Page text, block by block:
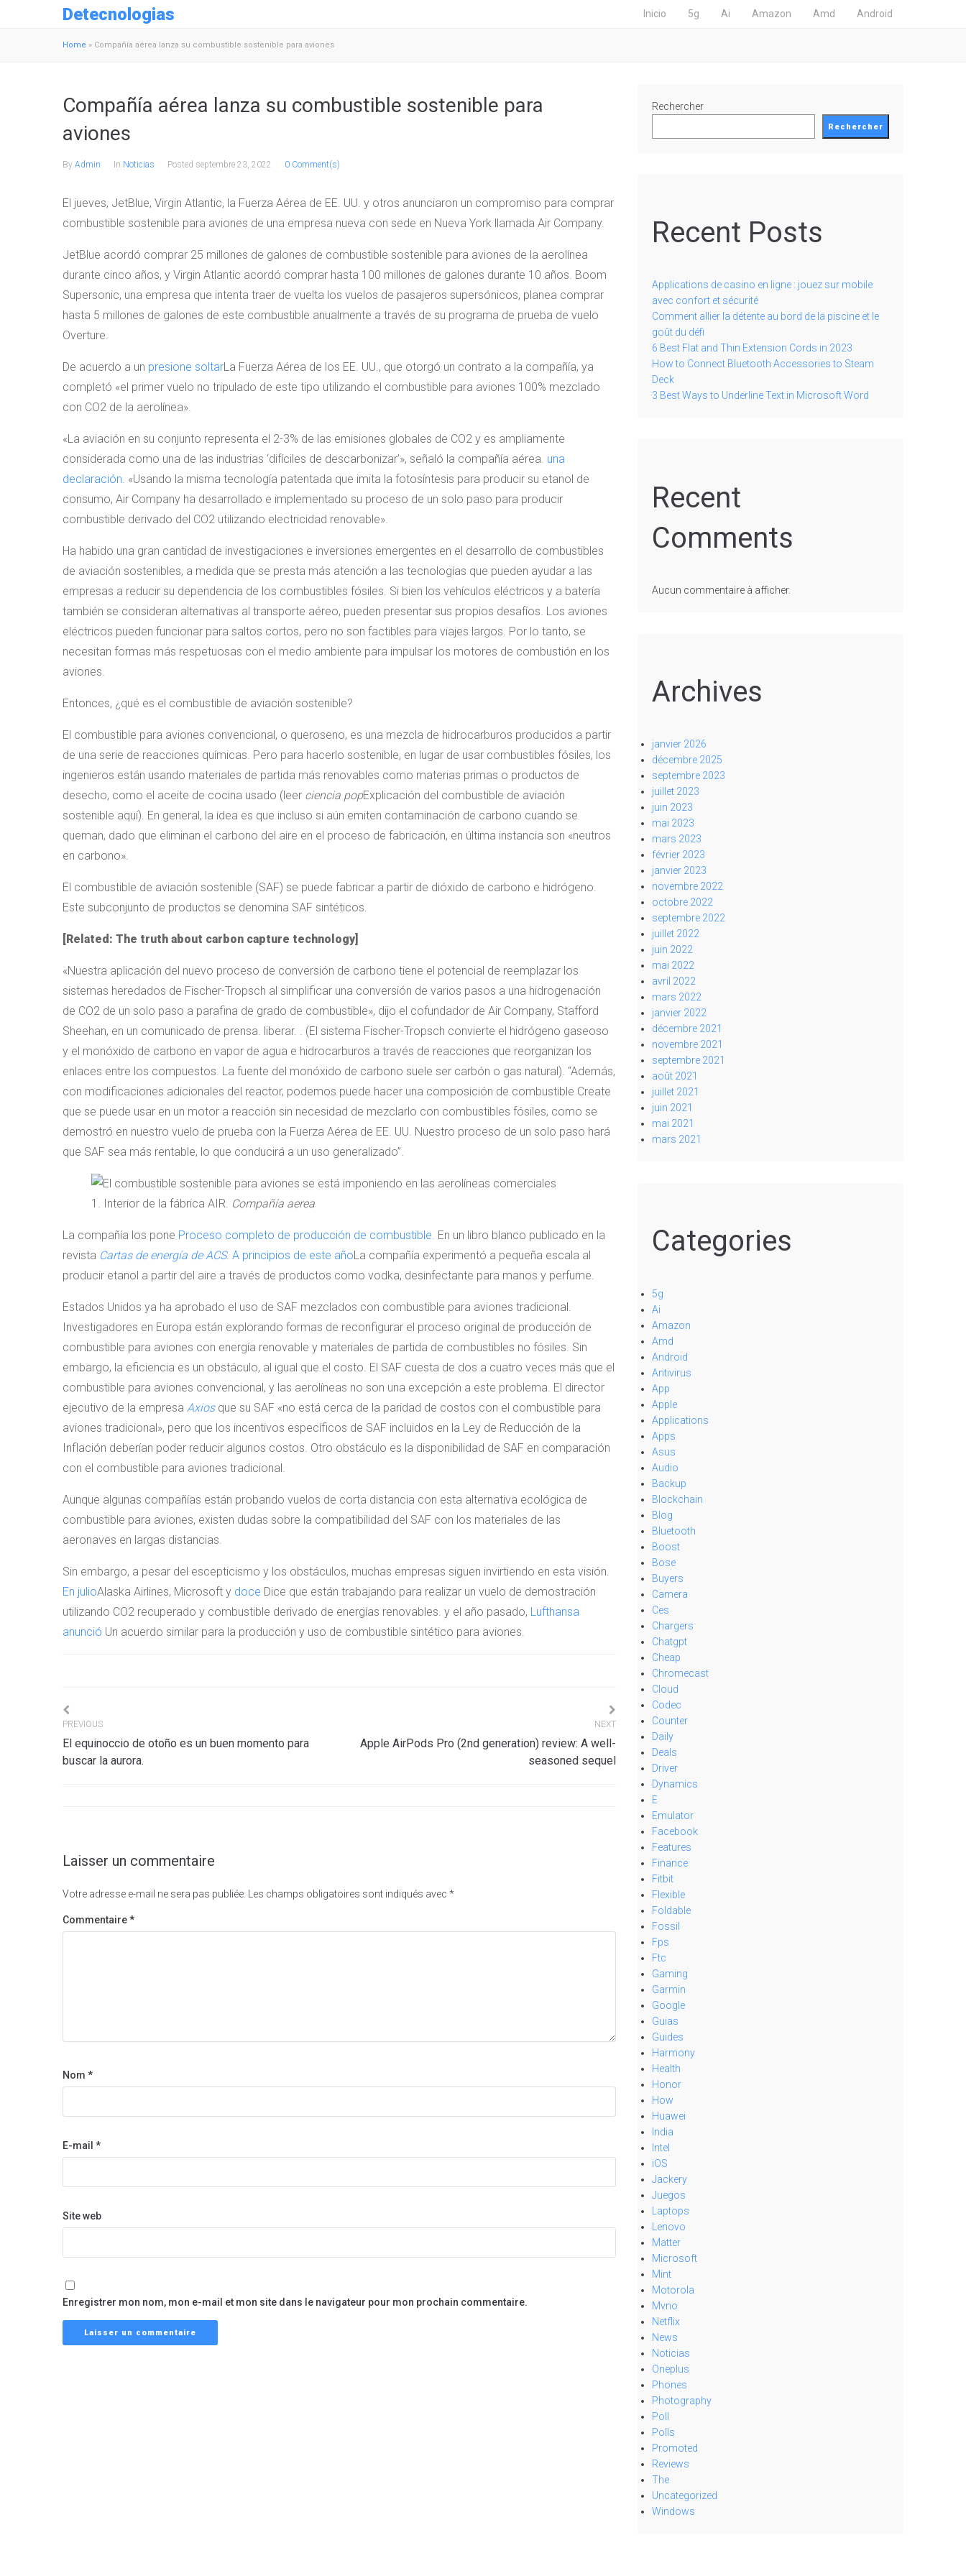
Detecnologias Inicio 5g Ai Amazon Amd Android
Home » Compañía aérea lanza su combustible sostenible para aviones
Compañía aérea lanza su combustible sostenible para
aviones
By Admin In Noticias Posted septembre 23, 2022 0 Comment(s)
El jueves, JetBlue, Virgin Atlantic, la Fuerza Aérea de EE. UU. y otros anunciaron un compromiso para comprar
combustible sostenible para aviones de una empresa nueva con sede en Nueva York llamada Air Company.
JetBlue acordó comprar 25 millones de galones de combustible sostenible para aviones de la aerolínea
durante cinco años, y Virgin Atlantic acordó comprar hasta 100 millones de galones durante 10 años. Boom
Supersonic, una empresa que intenta traer de vuelta los vuelos de pasajeros supersónicos, planea comprar
hasta 5 millones de galones de este combustible anualmente a través de su programa de prueba de vuelo
Overture.
De acuerdo a un presione soltarLa Fuerza Aérea de los EE. UU., que otorgó un contrato a la compañía, ya
completó «el primer vuelo no tripulado de este tipo utilizando el combustible para aviones 100% mezclado
con CO2 de la aerolínea».
«La aviación en su conjunto representa el 2-3% de las emisiones globales de CO2 y es ampliamente
considerada como una de las industrias ‘difíciles de descarbonizar’», señaló la compañía aérea. una
declaración. «Usando la misma tecnología patentada que imita la fotosíntesis para producir su etanol de
consumo, Air Company ha desarrollado e implementado su proceso de un solo paso para producir
combustible derivado del CO2 utilizando electricidad renovable».
Ha habido una gran cantidad de investigaciones e inversiones emergentes en el desarrollo de combustibles
de aviación sostenibles, a medida que se presta más atención a las tecnologías que pueden ayudar a las
empresas a reducir su dependencia de los combustibles fósiles. Si bien los vehículos eléctricos y a batería
también se consideran alternativas al transporte aéreo, pueden presentar sus propios desafíos. Los aviones
eléctricos pueden funcionar para saltos cortos, pero no son factibles para viajes largos. Por lo tanto, se
necesitan formas más respetuosas con el medio ambiente para impulsar los motores de combustión en los
aviones.
Entonces, ¿qué es el combustible de aviación sostenible?
El combustible para aviones convencional, o queroseno, es una mezcla de hidrocarburos producidos a partir
de una serie de reacciones químicas. Pero para hacerlo sostenible, en lugar de usar combustibles fósiles, los
ingenieros están usando materiales de partida más renovables como materias primas o productos de
desecho, como el aceite de cocina usado (leer ciencia popExplicación del combustible de aviación
sostenible aquí). En general, la idea es que incluso si aún emiten contaminación de carbono cuando se
queman, dado que eliminan el carbono del aire en el proceso de fabricación, en última instancia son «neutros
en carbono».
El combustible de aviación sostenible (SAF) se puede fabricar a partir de dióxido de carbono e hidrógeno.
Este subconjunto de productos se denomina SAF sintéticos.
[Related: The truth about carbon capture technology]
«Nuestra aplicación del nuevo proceso de conversión de carbono tiene el potencial de reemplazar los
sistemas heredados de Fischer-Tropsch al simplificar una conversión de varios pasos a una hidrogenación
de CO2 de un solo paso a parafina de grado de combustible», dijo el cofundador de Air Company, Stafford
Sheehan, en un comunicado de prensa. liberar. . (El sistema Fischer-Tropsch convierte el hidrógeno gaseoso
y el monóxido de carbono en vapor de agua e hidrocarburos a través de reacciones que reorganizan los
enlaces entre los compuestos. La fuente del monóxido de carbono suele ser carbón o gas natural). “Además,
con modificaciones adicionales del reactor, podemos puede hacer una composición de combustible Create
que se puede usar en un motor a reacción sin necesidad de mezclarlo con combustibles fósiles, como se
demostró en nuestro vuelo de prueba con la Fuerza Aérea de EE. UU. Nuestro proceso de un solo paso hará
que SAF sea más rentable, lo que conducirá a un uso generalizado”.
1. Interior de la fábrica AIR. Compañía aerea
La compañía los pone Proceso completo de producción de combustible. En un libro blanco publicado en la
revista Cartas de energía de ACS. A principios de este añoLa compañía experimentó a pequeña escala al
producir etanol a partir del aire a través de productos como vodka, desinfectante para manos y perfume.
Estados Unidos ya ha aprobado el uso de SAF mezclados con combustible para aviones tradicional.
Investigadores en Europa están explorando formas de reconfigurar el proceso original de producción de
combustible para aviones con energía renovable y materiales de partida de combustibles no fósiles. Sin
embargo, la eficiencia es un obstáculo, al igual que el costo. El SAF cuesta de dos a cuatro veces más que el
combustible para aviones convencional, y las aerolíneas no son una excepción a este problema. El director
ejecutivo de la empresa Axiosque su SAF «no está cerca de la paridad de costos con el combustible para
aviones tradicional», pero que los incentivos específicos de SAF incluidos en la Ley de Reducción de la
Inflación deberían poder reducir algunos costos. Otro obstáculo es la disponibilidad de SAF en comparación
con el combustible para aviones tradicional.
Aunque algunas compañías están probando vuelos de corta distancia con esta alternativa ecológica de
combustible para aviones, existen dudas sobre la compatibilidad del SAF con los materiales de las
aeronaves en largas distancias.
Sin embargo, a pesar del escepticismo y los obstáculos, muchas empresas siguen invirtiendo en esta visión.
En julioAlaska Airlines, Microsoft y doce Dice que están trabajando para realizar un vuelo de demostración
utilizando CO2 recuperado y combustible derivado de energías renovables. y el año pasado, Lufthansa
anunció Un acuerdo similar para la producción y uso de combustible sintético para aviones.
Navigation
de
PREVIOUS
El equinoccio de otoño es un buen momento para
buscar la aurora.
NEXT
Apple AirPods Pro (2nd generation) review: A well-
seasoned sequel
Laisser un commentaire
Votre adresse e-mail ne sera pas publiée. Les champs obligatoires sont indiqués avec *
Commentaire*
Nom *
E-mail *
Site web
Enregistrer mon nom, mon e-mail et mon site dans le navigateur pour mon prochain commentaire.
Rechercher
Rechercher
Recent Posts
Applications de casino en ligne : jouez sur mobile
avec confort et sécurité
Comment allier la détente au bord de la piscine et le
goût du défi
6 Best Flat and Thin Extension Cords in 2023
How to Connect Bluetooth Accessories to Steam
Deck
3 Best Ways to Underline Text in Microsoft Word
Recent
Comments
Aucun commentaire à afficher.
Archives
janvier 2026
décembre 2025
septembre 2023
juillet 2023
juin 2023
mai 2023
mars 2023
février 2023
janvier 2023
novembre 2022
octobre 2022
septembre 2022
juillet 2022
juin 2022
mai 2022
avril 2022
mars 2022
janvier 2022
décembre 2021
novembre 2021
septembre 2021
août 2021
juillet 2021
juin 2021
mai 2021
mars 2021
Categories
5g
Ai
Amazon
Amd
Android
Antivirus
App
Apple
Applications
Apps
Asus
Audio
Backup
Blockchain
Blog
Bluetooth
Boost
Bose
Buyers
Camera
Ces
Chargers
Chatgpt
Cheap
Chromecast
Cloud
Codec
Counter
Daily
Deals
Driver
Dynamics
E
Emulator
Facebook
Features
Finance
Fitbit
Flexible
Foldable
Fossil
Fps
Ftc
Gaming
Garmin
Google
Guias
Guides
Harmony
Health
Honor
How
Huawei
India
Intel
iOS
Jackery
Juegos
Laptops
Lenovo
Matter
Microsoft
Mint
Motorola
Mvno
Netflix
News
Noticias
Oneplus
Phones
Photography
Poll
Polls
Promoted
Reviews
The
Uncategorized
Windows